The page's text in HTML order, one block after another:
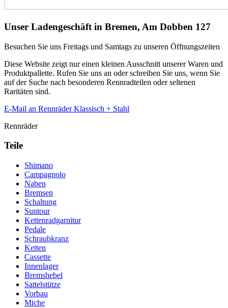
Unser Ladengeschäft in Bremen, Am Dobben 127
Besuchen Sie uns Freitags und Samtags zu unseren Öffnungszeiten
Diese Website zeigt nur einen kleinen Ausschnitt unserer Waren und
Produktpallette. Rufen Sie uns an oder schreiben Sie uns, wenn Sie
auf der Suche nach besonderen Rennradteilen oder seltenen
Raritäten sind.
E-Mail an Rennräder Klassisch + Stahl
Rennräder
Teile
Shimano
Campagnolo
Naben
Bremsen
Schaltung
Suntour
Kettenradgarnitur
Pedale
Schraubkranz
Ketten
Cassette
Innenlager
Bremshebel
Sattelstütze
Vorbau
Miche